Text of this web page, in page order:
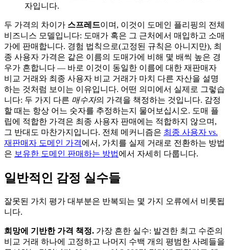
자입니다.
두 가격의 차이가 스프레드이며, 이것이 도메인 플리핑의 전체
비즈니스 모델입니다: 도매가 혹은 그 근처에서 매입하고 소매
가에 판매합니다. 경험 법칙으로(고정된 규칙은 아니지만), 최
종 사용자 가격은 같은 이름의 도매가에 비해 몇 배씩 높은 경
우가 흔합니다 — 바로 이것이 동일한 이름에 대한 재판매자
비교 거래와 최종 사용자 비교 거래가 마치 다른 자산을 설명
하는 것처럼 보이는 이유입니다. 어떤 의미에서 실제로 그렇습
니다: 두 가지 다른 매수자의 가격을 책정하는 것입니다. 감정
할 때는 항상 어느 숫자를 추정하는지 물어보십시오. 도매 플
립에 적합한 가격은 최종 사용자 판매에는 적합하지 않으며,
그 반대도 마찬가지입니다. 전체 메커니즘은 최종 사용자 vs.
재판매자 도메인 가격에서, 가치를 실제 거래로 전환하는 방법
은 보유한 도메인 판매하는 방법에서 자세히 다룹니다.
일반적인 감정 실수들
잘못된 가치 평가 대부분은 반복되는 몇 가지 오류에서 비롯됩
니다.
희망에 기반한 가격 책정. 가장 흔한 실수: 발견한 최고 수준의
비교 거래 하나에 고정하고 나머지 수백 개의 평범한 사례들을